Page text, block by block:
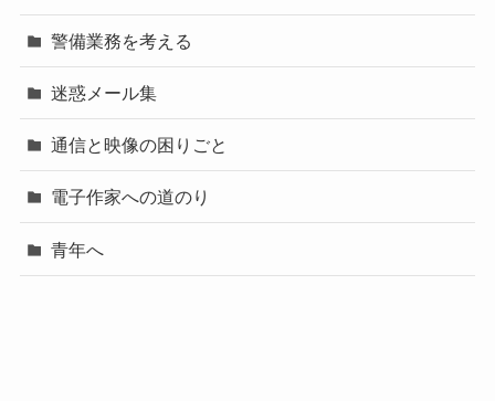
警備業務を考える
迷惑メール集
通信と映像の困りごと
電子作家への道のり
青年へ